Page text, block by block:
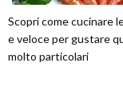
Scopri come cucinare
e veloce per gustare
molto particolari